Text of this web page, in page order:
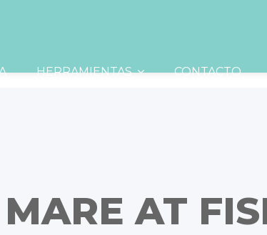
HERRAMIENTAS CONTACTO
AT